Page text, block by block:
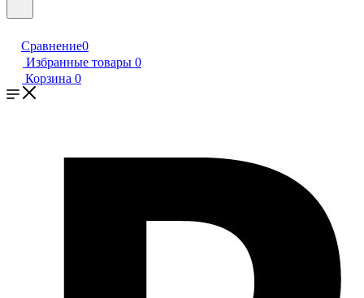
Сравнение0
Избранные товары 0
Корзина 0